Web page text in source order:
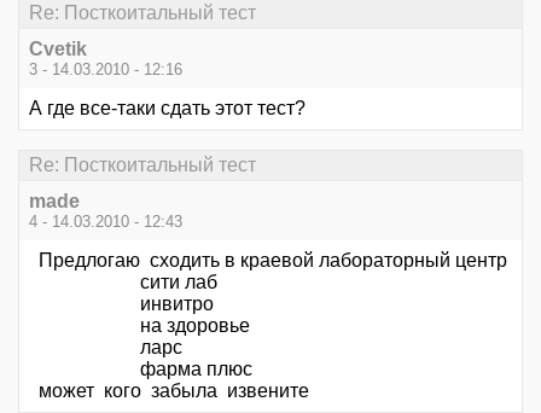
Re: Посткоитальный тест
Cvetik
3 - 14.03.2010 - 12:16
А где все-таки сдать этот тест?
Re: Посткоитальный тест
made
4 - 14.03.2010 - 12:43
Предлогаю сходить в краевой лабораторный центр
сити лаб
инвитро
на здоровье
ларс
фарма плюс
может кого забыла извените